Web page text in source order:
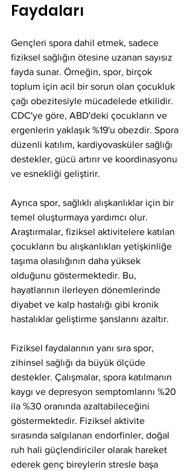
Faydaları
Gençleri spora dahil etmek, sadece
fiziksel sağlığın ötesine uzanan sayısız
fayda sunar. Örneğin, spor, birçok
toplum için acil bir sorun olan çocukluk
çağı obezitesiyle mücadelede etkilidir.
CDC'ye göre, ABD'deki çocukların ve
ergenlerin yaklaşık %19'u obezdir. Spora
düzenli katılım, kardiyovasküler sağlığı
destekler, gücü artırır ve koordinasyonu
ve esnekliği geliştirir.
Ayrıca spor, sağlıklı alışkanlıklar için bir
temel oluşturmaya yardımcı olur.
Araştırmalar, fiziksel aktivitelere katılan
çocukların bu alışkanlıkları yetişkinliğe
taşıma olasılığının daha yüksek
olduğunu göstermektedir. Bu,
hayatlarının ilerleyen dönemlerinde
diyabet ve kalp hastalığı gibi kronik
hastalıklar geliştirme şanslarını azaltır.
Fiziksel faydalarının yanı sıra spor,
zihinsel sağlığı da büyük ölçüde
destekler. Çalışmalar, spora katılmanın
kaygı ve depresyon semptomlarını %20
ila %30 oranında azaltabileceğini
göstermektedir. Fiziksel aktivite
sırasında salgılanan endorfinler, doğal
ruh hali güçlendiriciler olarak hareket
ederek genç bireylerin stresle başa